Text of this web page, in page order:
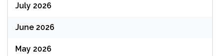
July 2026
June 2026
May 2026